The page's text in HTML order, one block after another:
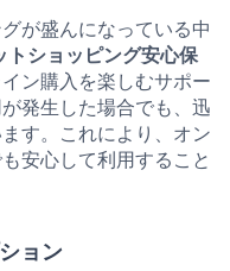
が盛んになっている中
トショッピング安心保
ン購入を楽しむサポー
発生した場合でも、迅
す。これにより、オン
安心して利用すること
ョン